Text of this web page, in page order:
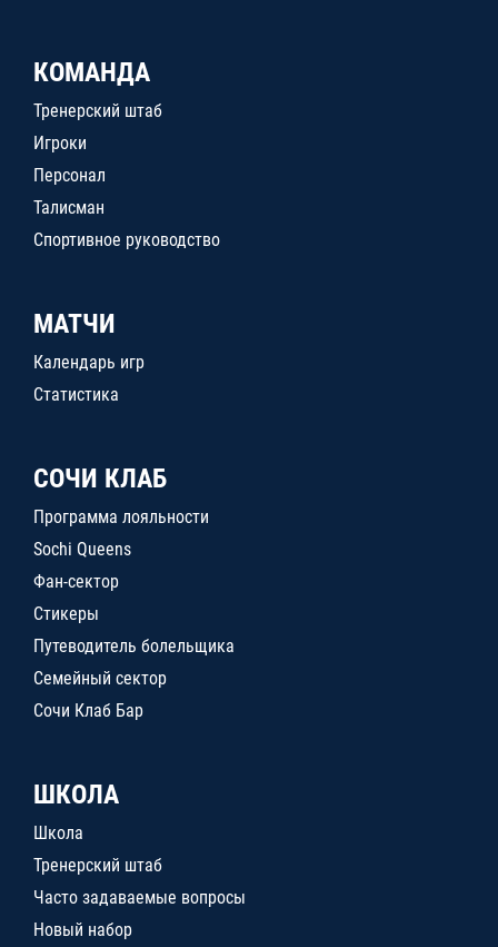
КОМАНДА
Тренерский штаб
Игроки
Персонал
Талисман
Спортивное руководство
МАТЧИ
Календарь игр
Статистика
СОЧИ КЛАБ
Программа лояльности
Sochi Queens
Фан-сектор
Стикеры
Путеводитель болельщика
Семейный сектор
Сочи Клаб Бар
ШКОЛА
Школа
Тренерский штаб
Часто задаваемые вопросы
Новый набор